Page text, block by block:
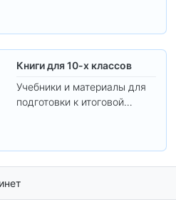
Книги для 10-х классов
Учебники и материалы для
подготовки к итоговой